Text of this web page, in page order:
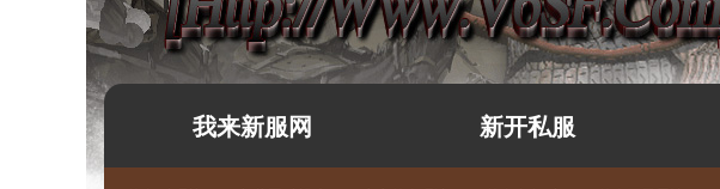
我来新服网 新开私服